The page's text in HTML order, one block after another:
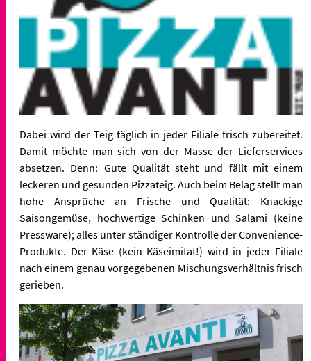
Dabei wird der Teig täglich in jeder Filiale frisch zubereitet.
Damit möchte man sich von der Masse der Lieferservices
absetzen. Denn: Gute Qualität steht und fällt mit einem
leckeren und gesunden Pizzateig. Auch beim Belag stellt man
hohe Ansprüche an Frische und Qualität: Knackige
Saisongemüse, hochwertige Schinken und Salami (keine
Pressware); alles unter ständiger Kontrolle der Convenience-
Produkte. Der Käse (kein Käseimitat!) wird in jeder Filiale
nach einem genau vorgegebenen Mischungsverhältnis frisch
gerieben.